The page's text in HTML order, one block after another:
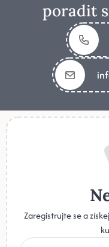
poradit
Zaregistrujte se a